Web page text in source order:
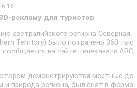
рекламу для туристов
австралийского региона Северная
Territory) было потрачено 360 тыс
на сайте телеканала ABC
демонстрируются местные до
и природа региона, был снят в форма